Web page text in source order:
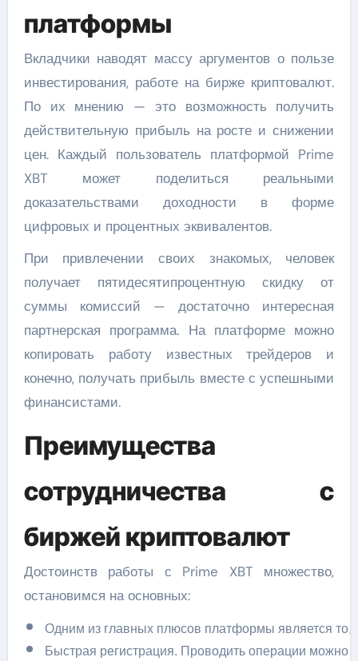
платформы
Вкладчики наводят массу аргументов о пользе
инвестирования, работе на бирже криптовалют.
По их мнению — это возможность получить
действительную прибыль на росте и снижении
цен. Каждый пользователь платформой Prime
XBT может поделиться реальными
доказательствами доходности в форме
цифровых и процентных эквивалентов.
При привлечении своих знакомых, человек
получает пятидесятипроцентную скидку от
суммы комиссий — достаточно интересная
партнерская программа. На платформе можно
копировать работу известных трейдеров и
конечно, получать прибыль вместе с успешными
финансистами.
Преимущества
сотрудничества с
биржей криптовалют
Достоинств работы с Prime XBT множество,
остановимся на основных:
Одним из главных плюсов платформы является то,
Быстрая регистрация. Проводить операции можно